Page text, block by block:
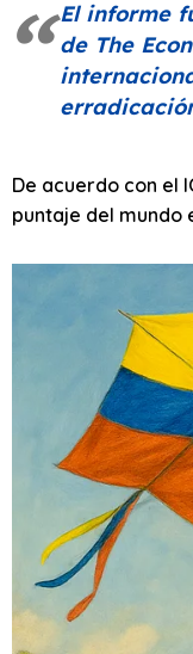
El informe
de The
De acuerdo con el
puntaje del mundo